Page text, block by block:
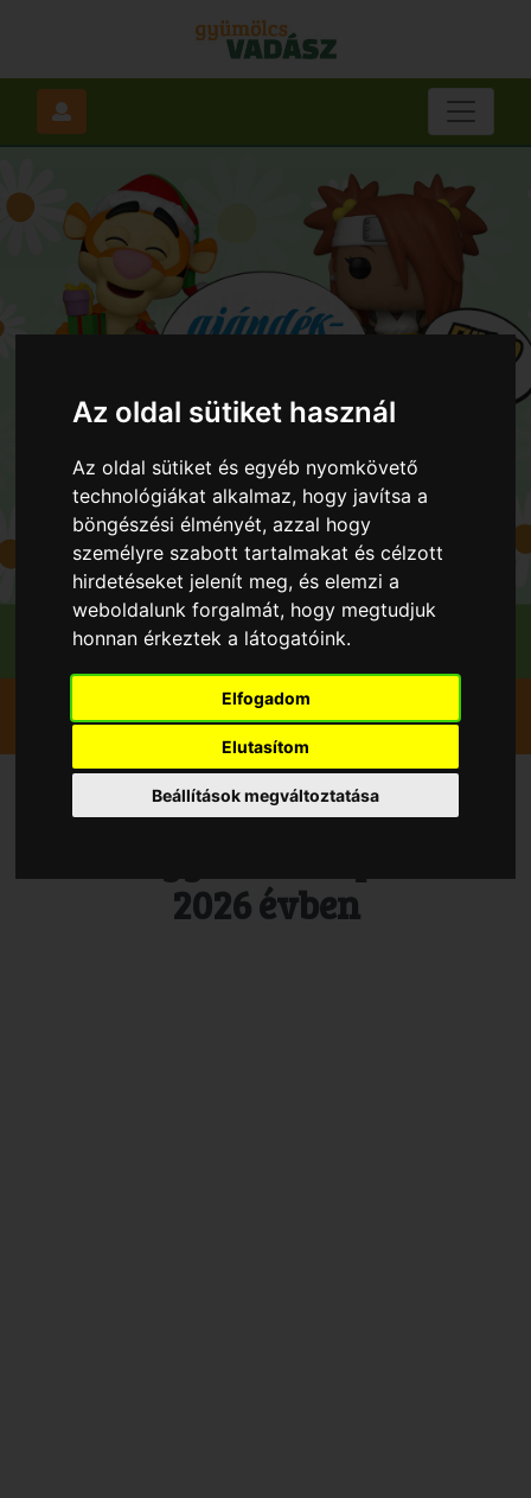
Az oldal sütiket használ
Az oldal sütiket és egyéb nyomkövető
technológiákat alkalmaz, hogy javítsa a
böngészési élményét, azzal hogy
személyre szabott tartalmakat és célzott
hirdetéseket jelenít meg, és elemzi a
weboldalunk forgalmát, hogy megtudjuk
honnan érkeztek a látogatóink.
Elfogadom
Elutasítom
Beállítások megváltoztatása
Szilva
Kerekegyháza
Kadó Gyümi
Vedd magad Szilva,
2026 évben